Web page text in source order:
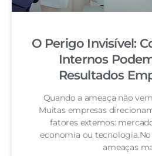
O Perigo Invisível:
Internos
Resultados
Quando a ameaça não
Muitas empresas
fatores externos:
economia ou
ameaças